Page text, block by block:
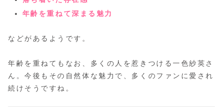
年齢を重ねて深まる魅力
などがあるようです。
年齢を重ねてもなお、多くの人を惹きつける一色紗英さ
ん。今後もその自然体な魅力で、多くのファンに愛され
続けそうですね。